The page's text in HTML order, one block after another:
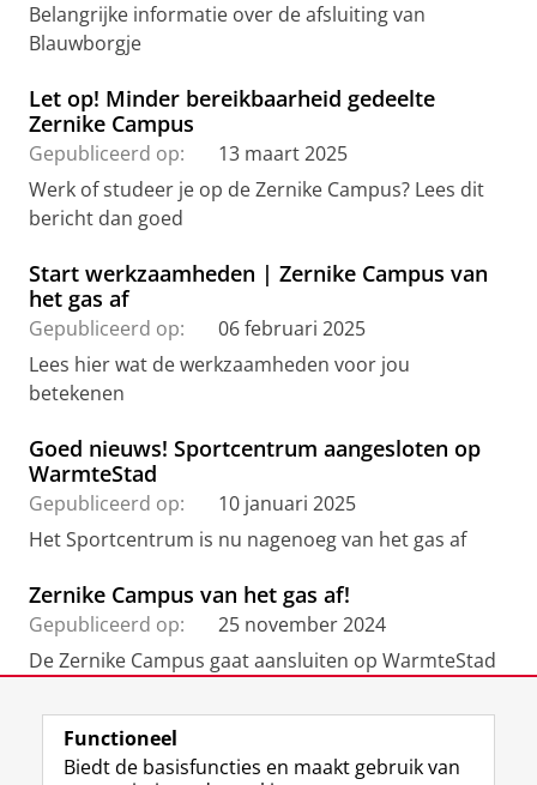
Belangrijke informatie over de afsluiting van
Blauwborgje
Let op! Minder bereikbaarheid gedeelte
Zernike Campus
Gepubliceerd op:
13 maart 2025
Werk of studeer je op de Zernike Campus? Lees dit
bericht dan goed
Start werkzaamheden | Zernike Campus van
het gas af
Gepubliceerd op:
06 februari 2025
Lees hier wat de werkzaamheden voor jou
betekenen
Goed nieuws! Sportcentrum aangesloten op
WarmteStad
Gepubliceerd op:
10 januari 2025
Het Sportcentrum is nu nagenoeg van het gas af
Zernike Campus van het gas af!
Gepubliceerd op:
25 november 2024
De Zernike Campus gaat aansluiten op WarmteStad
View this page in:English
Functioneel
Biedt de basisfuncties en maakt gebruik van